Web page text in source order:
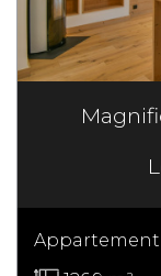
Appartement